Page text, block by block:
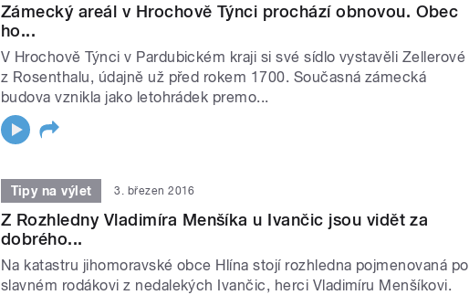
Zámecký areál v Hrochově Týnci prochází obnovou. Obec
ho...
V Hrochově Týnci v Pardubickém kraji si své sídlo vystavěli Zellerové
z Rosenthalu, údajně už před rokem 1700. Současná zámecká
budova vznikla jako letohrádek premo...
Tipy na výlet 3. březen 2016
Z Rozhledny Vladimíra Menšíka u Ivančic jsou vidět za
dobrého...
Na katastru jihomoravské obce Hlína stojí rozhledna pojmenovaná po
slavném rodákovi z nedalekých Ivančic, herci Vladimíru Menšíkovi.